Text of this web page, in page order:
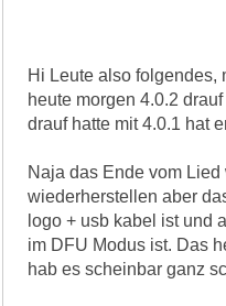
Hi Leute also folgendes,
heute morgen 4.0.2
drauf hatte mit 4.0.1 hat
Naja das Ende vom Lied
wiederherstellen aber
logo + usb kabel ist und
im DFU Modus ist. Das
hab es scheinbar ganz